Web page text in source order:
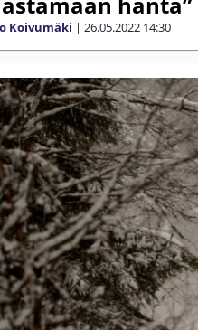
Koivumäki | 26.05.2022 14:30